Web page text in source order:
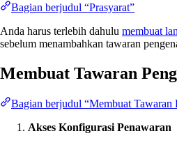
Bagian berjudul “Prasyarat”
Anda harus terlebih dahulu membuat
sebelum menambahkan tawaran
Membuat Tawaran
Bagian berjudul “Membuat Tawaran
Akses Konfigurasi Penawaran